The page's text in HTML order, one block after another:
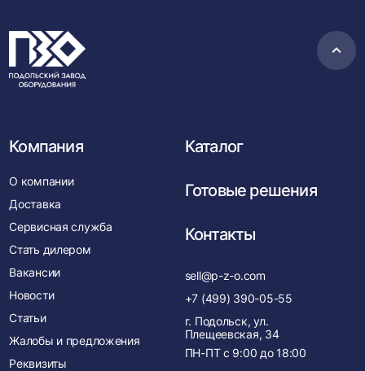
в
Компания
О компании
Доставка
Сервисная служба
Стать дилером
Вакансии
Новости
Статьи
Жалобы и предложения
Реквизиты
Каталог
Готовые решения
Контакты
sell@p-z-o.com
+7 (499) 390-05-55
г. Подольск, ул.
Плещеевская, 34
ПН-ПТ с 9:00 до 18:00